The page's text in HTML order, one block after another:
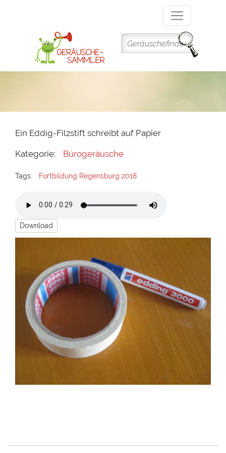
Inhalt
Ein Eddig-Filzstift schreibt auf Papier
Kategorie: Bürogeräusche
Tags: Fortbildung Regensburg 2018
Download